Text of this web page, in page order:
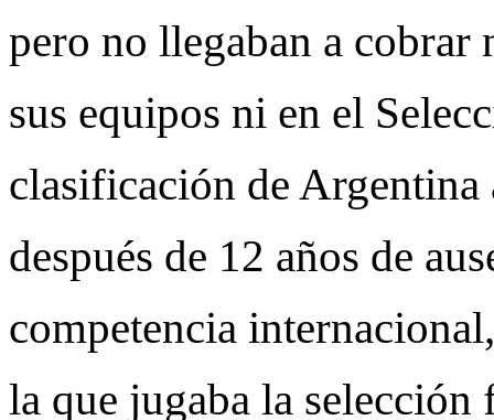
pero no llegaban a
sus equipos ni en el
clasificación de
después de 12 años de
competencia
la que jugaba la